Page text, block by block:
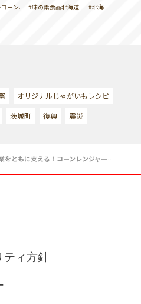
ーン. #味の素食品北海道.
#北海
オリジナルじゃがいもレシピ
茨城町 復興 震災
もに支える！コーンレンジャーのお仕事 ～Part2～
ティ方針